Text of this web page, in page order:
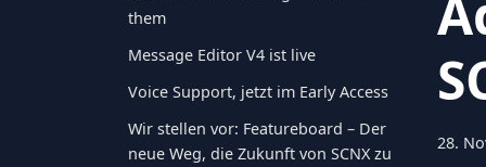
them
Message Editor V4 ist live
Voice Support, jetzt im Early Access
Wir stellen vor: Featureboard – Der
neue Weg, die Zukunft von SCNX zu
28.